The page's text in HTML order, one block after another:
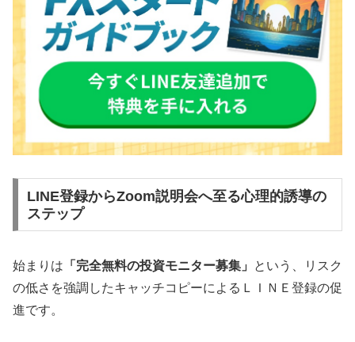
LINE登録からZoom説明会へ至る心理的誘導の
ステップ
始まりは 「完全無料の投資モニター募集」
という、リスク
の低さを強調したキャッチコピーによるＬＩＮＥ登録の促
進です。